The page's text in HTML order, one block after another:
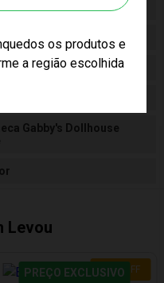
os produtos e
a região escolhida
Gabby's Dollhouse
Levou
31% OFF
PREÇO EXCLUSIVO